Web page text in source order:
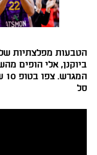
הטבעות מפלצתיות של
ביוקנן, אלי הופים
סל